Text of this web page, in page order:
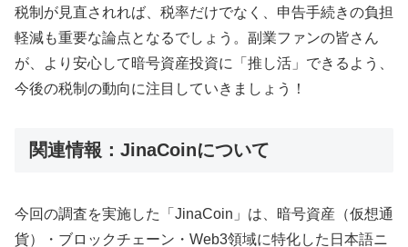
税制が見直されれば、税率だけでなく、申告手続きの負担
軽減も重要な論点となるでしょう。副業ファンの皆さん
が、より安心して暗号資産投資に「推し活」できるよう、
今後の税制の動向に注目していきましょう！
関連情報：JinaCoinについて
今回の調査を実施した「JinaCoin」は、暗号資産（仮想通
貨）・ブロックチェーン・Web3領域に特化した日本語ニ